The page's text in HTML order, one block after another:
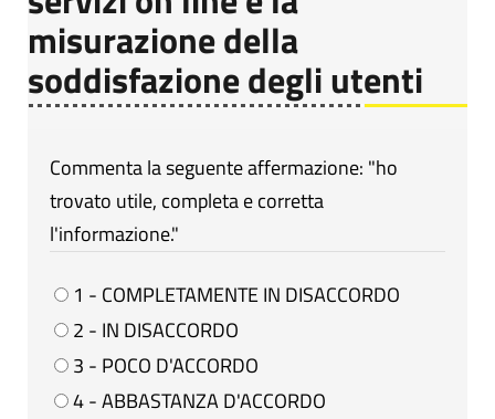
misurazione della
soddisfazione degli utenti
Commenta la seguente affermazione: "ho
trovato utile, completa e corretta
l'informazione."
1 - COMPLETAMENTE IN DISACCORDO
2 - IN DISACCORDO
3 - POCO D'ACCORDO
4 - ABBASTANZA D'ACCORDO